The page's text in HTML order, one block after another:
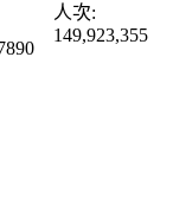
人次:
149,923,355